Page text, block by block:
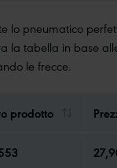
lo pneumatico
la tabella in base
le frecce.
prodotto